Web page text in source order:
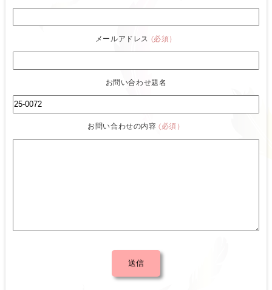
メールアドレス (必須）
お問い合わせ題名
お問い合わせの内容(必須）